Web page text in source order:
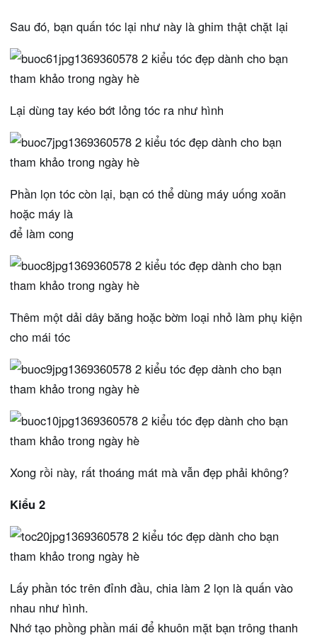
Sau đó, bạn quấn tóc lại như này là ghim thật chặt lại
Lại dùng tay kéo bớt lỏng tóc ra như hình
Phần lọn tóc còn lại, bạn có thể dùng máy uống xoăn
hoặc máy là
để làm cong
Thêm một dải dây băng hoặc bờm loại nhỏ làm phụ kiện
cho mái tóc
Xong rồi này, rất thoáng mát mà vẫn đẹp phải không?
Kiểu 2
Lấy phần tóc trên đỉnh đầu, chia làm 2 lọn là quấn vào
nhau như hình.
Nhớ tạo phồng phần mái để khuôn mặt bạn trông thanh